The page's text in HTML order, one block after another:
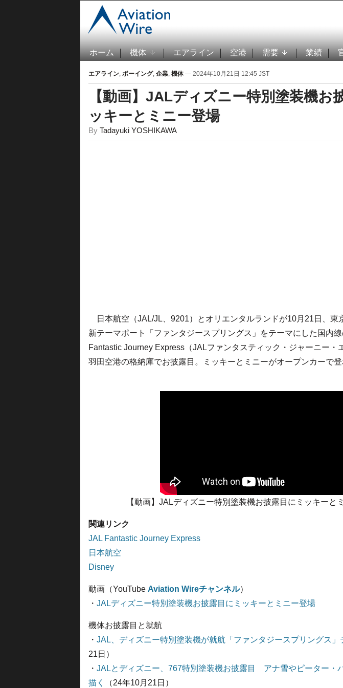
ホーム 機体 エアライン 空港 需要 業績
エアライン, ボーイング, 企業, 機体— 2024年10月21日 12:45 JST
【動画】JALディズニー特別塗装機お
ッキーとミニー登場
By Tadayuki YOSHIKAWA
日本航空（JAL/JL、9201）とオリエンタルランドが10月21日、東
新テーマポート「ファンタジースプリングス」をテーマにした国内
Fantastic Journey Express（JALファンタスティック・ジャーニー・
羽田空港の格納庫でお披露目。ミッキーとミニーがオープンカーで登
【動画】JALディズニー特別塗装機お披露目にミッキーと
関連リンク
JAL Fantastic Journey Express
日本航空
Disney
動画（YouTube Aviation Wireチャンネル）
・ JALディズニー特別塗装機お披露目にミッキーとミニー登場
機体お披露目と就航
・ JAL、ディズニー特別塗装機が就航「ファンタジースプリングス」
21日）
・ JALとディズニー、767特別塗装機お披露目 アナ雪やピーター・
描く
（24年10月21日）